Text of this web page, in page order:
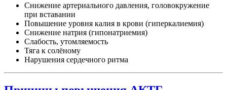
Снижение артериального давления, головокружение
при вставании
Повышение уровня калия в крови (гиперкалиемия)
Снижение натрия (гипонатриемия)
Слабость, утомляемость
Тяга к солёному
Нарушения сердечного ритма